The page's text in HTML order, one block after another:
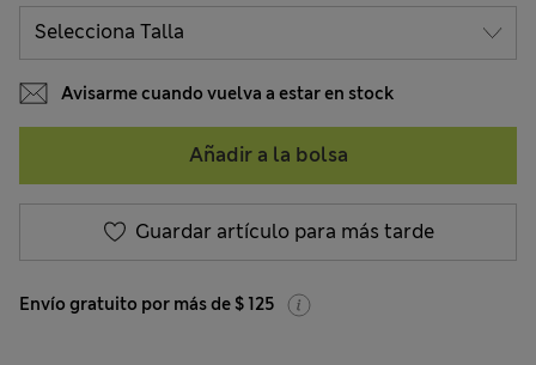
Avisarme cuando vuelva a estar en stock
Añadir a la bolsa
Guardar artículo para más tarde
Envío gratuito por más de $ 125